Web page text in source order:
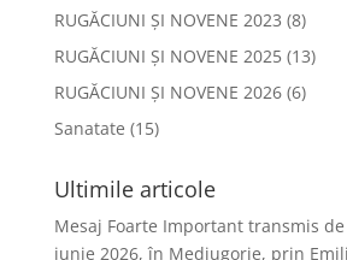
RUGĂCIUNI ȘI NOVENE 2023 (8)
RUGĂCIUNI ȘI NOVENE 2025(13)
RUGĂCIUNI ȘI NOVENE 2026(6)
Sanatate (15)
Ultimile articole
Mesaj Foarte Important transmis
iunie 2026, în Medjugorje, prin